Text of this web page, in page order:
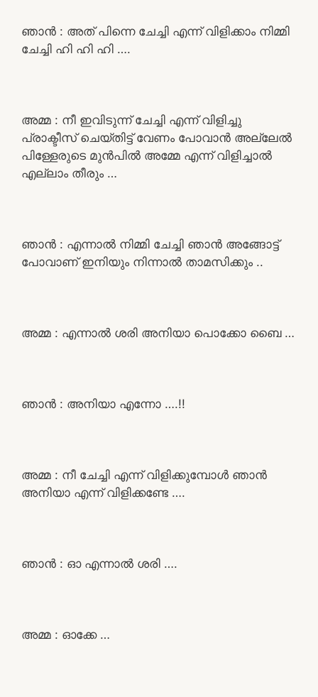
ഞാൻ : അത് പിന്നെ ചേച്ചി എന്ന് വിളിക്കാം നിമ്മി
ചേച്ചി ഹി ഹി ഹി ….
അമ്മ : നീ ഇവിടുന്ന് ചേച്ചി എന്ന് വിളിച്ചു
പ്രാക്ടീസ് ചെയ്തിട്ട് വേണം പോവാൻ അല്ലേൽ
പിള്ളേരുടെ മുൻപിൽ അമ്മേ എന്ന് വിളിച്ചാൽ
എല്ലാം തീരും …
ഞാൻ : എന്നാൽ നിമ്മി ചേച്ചി ഞാൻ അങ്ങോട്ട്
പോവാണ് ഇനിയും നിന്നാൽ താമസിക്കും ..
അമ്മ : എന്നാൽ ശരി അനിയാ പൊക്കോ ബൈ …
ഞാൻ : അനിയാ എന്നോ ….!!
അമ്മ : നീ ചേച്ചി എന്ന് വിളിക്കുമ്പോൾ ഞാൻ
അനിയാ എന്ന് വിളിക്കണ്ടേ ….
ഞാൻ : ഓ എന്നാൽ ശരി ….
അമ്മ : ഓക്കേ …